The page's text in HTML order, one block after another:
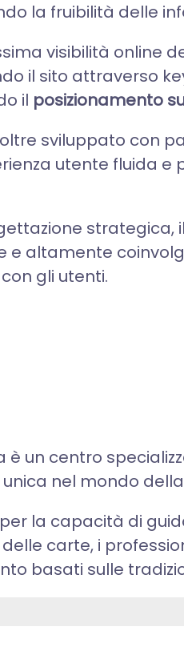
la fruibilità delle
visibilità online
il sito attraverso
il posizionamento
sviluppato con
utente fluida
strategica,
e altamente
gli utenti.
un centro
nel mondo
la capacità di
carte, i
basati sulle